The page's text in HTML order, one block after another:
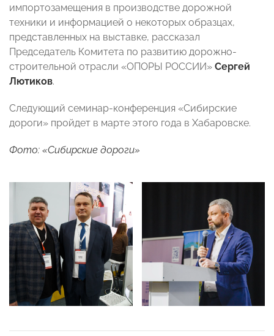
импортозамещения в производстве дорожной
техники и информацией о некоторых образцах,
представленных на выставке, рассказал
Председатель Комитета по развитию дорожно-
строительной отрасли «ОПОРЫ РОССИИ» Сергей
Лютиков.
Следующий семинар-конференция «Сибирские
дороги» пройдет в марте этого года в Хабаровске.
Фото: «Сибирские дороги»